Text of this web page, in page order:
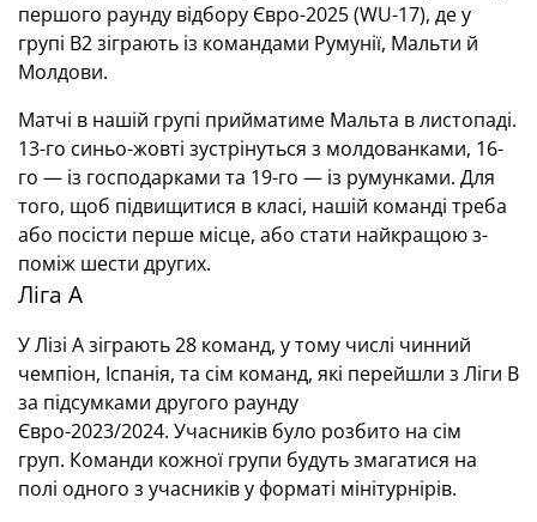
першого раунду відбору Євро-2025 (WU-17), де у
групі В2 зіграють із командами Румунії, Мальти й
Молдови.
Матчі в нашій групі прийматиме Мальта в листопаді.
13-го синьо-жовті зустрінуться з молдованками, 16-
го — із господарками та 19-го — із румунками. Для
того, щоб підвищитися в класі, нашій команді треба
або посісти перше місце, або стати найкращою з-
поміж шести других.
Ліга А
У Лізі А зіграють 28 команд, у тому числі чинний
чемпіон, Іспанія, та сім команд, які перейшли з Ліги B
за підсумками другого раунду
Євро-2023/2024. Учасників було розбито на сім
груп. Команди кожної групи будуть змагатися на
полі одного з учасників у форматі мінітурнірів.